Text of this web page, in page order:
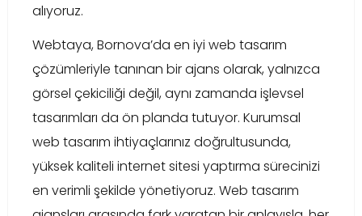
alıyoruz.
Webtaya, Bornova’da en iyi web tasarım
çözümleriyle tanınan bir ajans olarak, yalnızca
görsel çekiciliği değil, aynı zamanda işlevsel
tasarımları da ön planda tutuyor. Kurumsal
web tasarım ihtiyaçlarınız doğrultusunda,
yüksek kaliteli internet sitesi yaptırma sürecinizi
en verimli şekilde yönetiyoruz. Web tasarım